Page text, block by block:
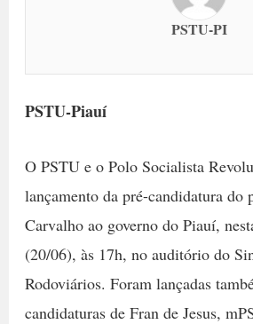
PSTU-PI
PSTU-Piauí
O PSTU e o Polo Socialista
lançamento da pré-candidatura do
Carvalho ao governo do Piauí,
(20/06), às 17h, no auditório do
Rodoviários. Foram lançadas
candidaturas de Fran de Jesus,